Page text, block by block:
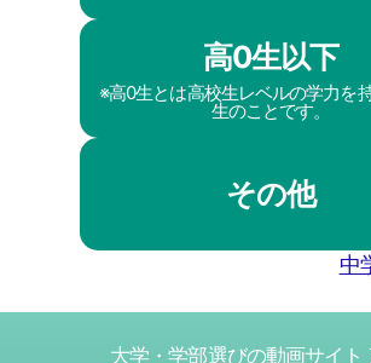
高0生以下
※高0生とは高校生レベルの学力を
生のことです。
その他
中
大学・学部選びの動画サイト